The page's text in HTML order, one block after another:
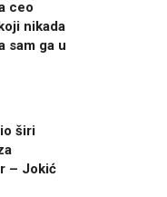
ceo
nikada
sam ga u
širi
– Jokić